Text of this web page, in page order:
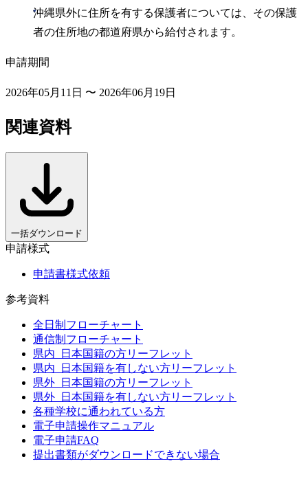
沖縄県外に住所を有する保護者については、その保護
者の住所地の都道府県から給付されます。
申請期間
2026年05月11日 〜 2026年06月19日
関連資料
一括ダウンロード
申請様式
申請書様式依頼
参考資料
全日制フローチャート
通信制フローチャート
県内_日本国籍の方リーフレット
県内_日本国籍を有しない方リーフレット
県外_日本国籍の方リーフレット
県外_日本国籍を有しない方リーフレット
各種学校に通われている方
電子申請操作マニュアル
電子申請FAQ
提出書類がダウンロードできない場合